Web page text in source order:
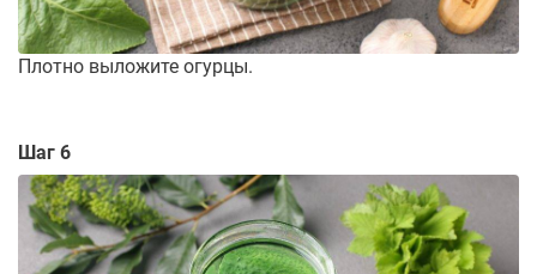
Плотно выложите огурцы.
Шаг 6